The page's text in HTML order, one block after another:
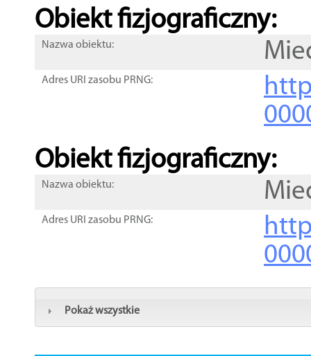
Obiekt fizjograficzny:
Nazwa obiektu:
Adres URI zasobu PRNG:
Obiekt fizjograficzny:
Nazwa obiektu:
Adres URI zasobu PRNG:
Pokaż wszystkie